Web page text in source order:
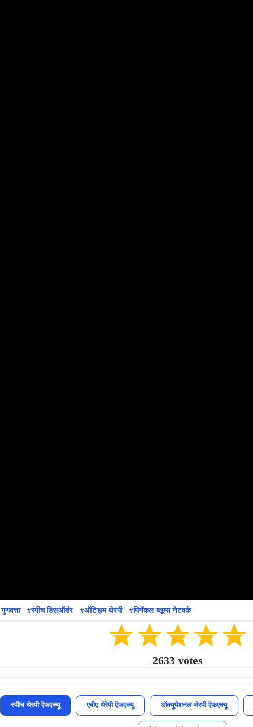
स्पीच डिसऑर्डर ऑटिझम थेरपी पिनॅकल ब्लूम्स नेटवर्क
2633 votes
स्पीच थेरपी ऎफएक्यू एबीए थेरेपी ऎफएक्यू ऑक्युपेशनल थेरपी ऎफएक्यू